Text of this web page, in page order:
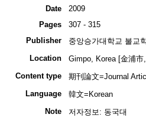
Date
2009
Pages
307 - 315
Publisher
중앙승가대학교 불교
Location
Gimpo, Korea [金浦市
Content type
期刊論文=Journal
Language
韓文=Korean
Note
저자정보: 동국대